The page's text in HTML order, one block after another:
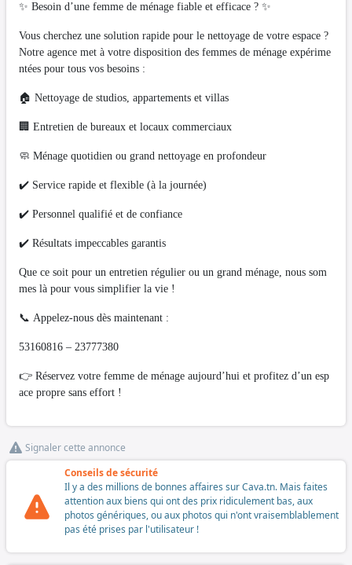
✨ Besoin d’une femme de ménage fiable et efficace ? ✨
Vous cherchez une solution rapide pour le nettoyage de votre espace ?
Notre agence met à votre disposition des femmes de ménage expérime
ntées pour tous vos besoins :
🏠 Nettoyage de studios, appartements et villas
🏢 Entretien de bureaux et locaux commerciaux
🧼 Ménage quotidien ou grand nettoyage en profondeur
✔️ Service rapide et flexible (à la journée)
✔️ Personnel qualifié et de confiance
✔️ Résultats impeccables garantis
Que ce soit pour un entretien régulier ou un grand ménage, nous som
mes là pour vous simplifier la vie !
📞 Appelez-nous dès maintenant :
53160816 – 23777380
👉 Réservez votre femme de ménage aujourd’hui et profitez d’un esp
ace propre sans effort !
Signaler cette annonce
Conseils de sécurité
Il y a des millions de bonnes affaires sur Cava.tn. Mais faites
attention aux biens qui ont des prix ridiculement bas, aux
photos génériques, ou aux photos qui n'ont vraisemblablement
pas été prises par l'utilisateur !